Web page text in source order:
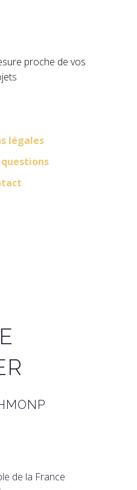
proche de vos
s
légales
de la France